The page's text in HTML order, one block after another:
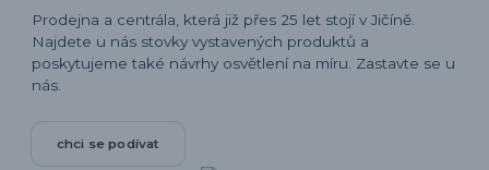
Prodejna a centrála, která již přes 25 let stojí v Jičíně.
Najdete u nás stovky vystavených produktů a
poskytujeme také návrhy osvětlení na míru. Zastavte se u
nás.
chci se podívat